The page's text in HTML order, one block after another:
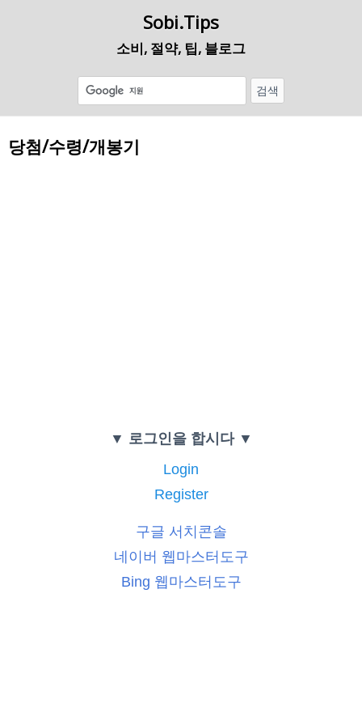
Sobi.Tips
소비, 절약, 팁, 블로그
당첨/수령/개봉기
▼ 로그인을 합시다 ▼
Login
Register
구글 서치콘솔
네이버 웹마스터도구
Bing 웹마스터도구